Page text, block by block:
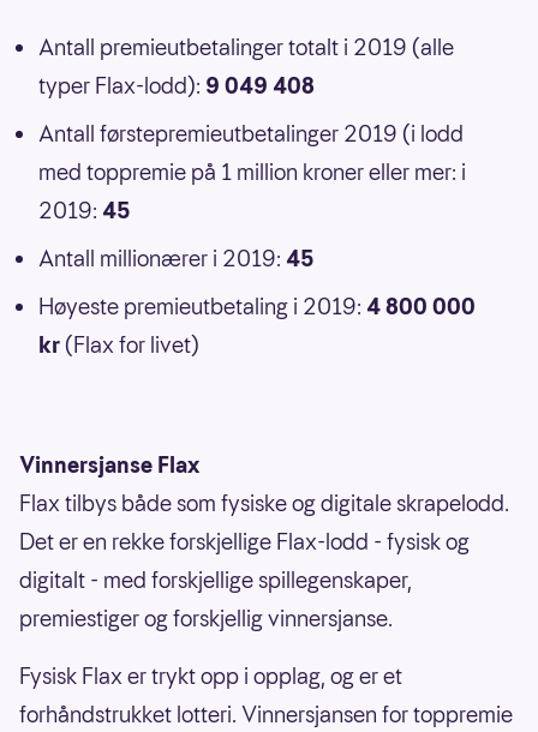
Antall premieutbetalinger totalt i 2019 (alle
typer Flax-lodd): 9 049 408
Antall førstepremieutbetalinger 2019 (i lodd
med toppremie på 1 million kroner eller mer: i
2019: 45
Antall millionærer i 2019: 45
Høyeste premieutbetaling i 2019: 4 800 000
kr (Flax for livet)
Vinnersjanse Flax
Flax tilbys både som fysiske og digitale skrapelodd.
Det er en rekke forskjellige Flax-lodd - fysisk og
digitalt - med forskjellige spillegenskaper,
premiestiger og forskjellig vinnersjanse.
Fysisk Flax er trykt opp i opplag, og er et
forhåndstrukket lotteri. Vinnersjansen for toppremie